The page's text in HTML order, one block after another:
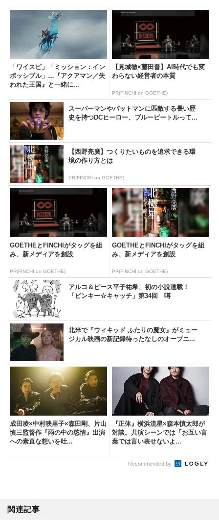
「ワイスピ」「ミッション：イン
ポッシブル」…『アクアマン／失
われた王国』と一緒に...
【見城徹×藤田晋】AI時代でも変
わらない経営者の本質
PR(FINCHI on GOETHE)
スーパーマンやバットマンに匹敵する長い歴
史を持つDCヒーロー、ブルービートルって...
【西野亮廣】つくりたいものを追求できる環
境の作り方とは
PR(FINCHI on GOETHE)
GOETHEとFINCHIがタッグを組
み、新メディアを創設
PR(FINCHI on GOETHE)
GOETHEとFINCHIがタッグを組
み、新メディアを創設
PR(FINCHI on GOETHE)
アルコ＆ピース平子祐希、初の小説連載！
「ピンキー☆キャッチ」第34回 噂
北米で『ウィキッド ふたりの魔女』がミュー
ジカル映画の新記録待ったなしのオープニ...
成田凌×中村映里子×森田剛、片山
慎三監督作『雨の中の慾情』出演
への素直な想いを吐...
『正体』横浜流星×森本慎太郎が
対談。共演シーンでは「お互い言
葉では言い表せないよ...
Recommended by
関連記事